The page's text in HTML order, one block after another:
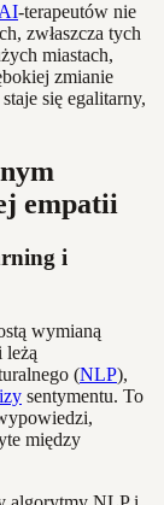
AI-terapeutów nie
zwłaszcza tych
miastach,
zmianie
się egalitarny,
empatii
i
wymianą
leżą
(NLP),
sentymentu. To
między